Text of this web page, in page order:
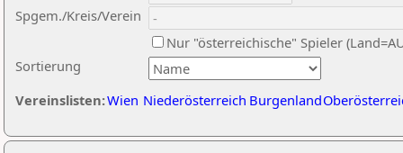
Sortierung
Spgem./Kreis/Verein
Nur "österreichische" Spieler
Vereinslisten:Wien Niederösterreich Burgenland